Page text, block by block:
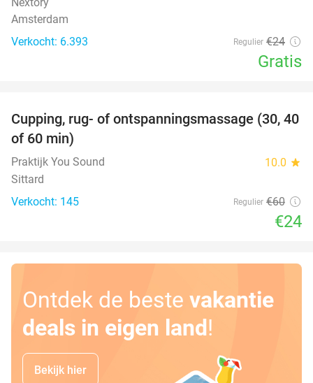
Amsterdam
Verkocht: 6.393
Regulier €24
Gratis
60%
Cupping, rug- of ontspanningsmassage (30, 40
of 60 min)
Praktijk You Sound 10.0 star
Sittard
Verkocht: 145
Regulier €60
€24
Ontdek de beste vakantie
deals in eigen land!
Bekijk hier